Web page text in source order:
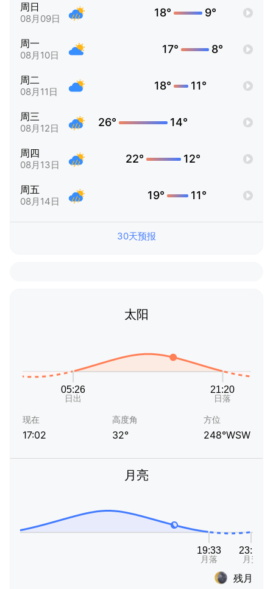
周日
08月09日 18° 9°
周一
08月10日 17° 8°
周二
08月11日 18° 11°
周三
08月12日 26° 14°
周四
08月13日 22° 12°
周五
08月14日 19° 11°
30天预报
太阳
现在
17:02
高度角
32°
方位
248°WSW
月亮
残月